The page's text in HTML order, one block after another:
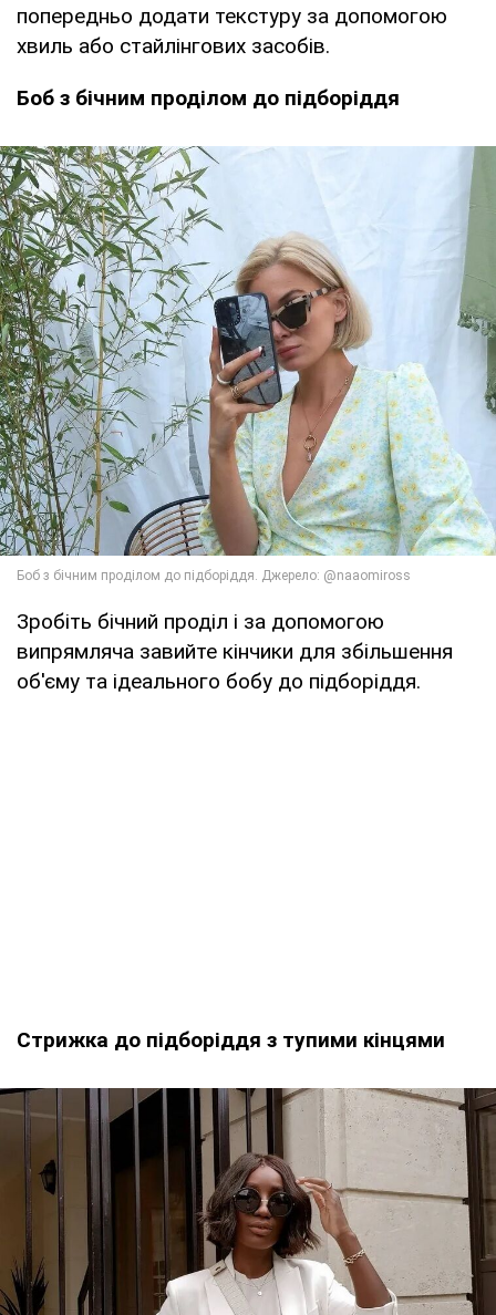
попередньо додати текстуру за допомогою
хвиль або стайлінгових засобів.
Боб з бічним проділом до підборіддя
Зробіть бічний проділ і за допомогою
випрямляча завийте кінчики для збільшення
об'єму та ідеального бобу до підборіддя.
Стрижка до підборіддя з тупими кінцями